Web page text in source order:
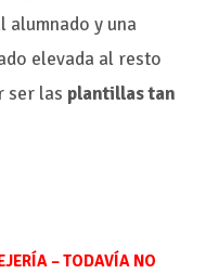
alumnado y una
elevada al resto
ser las plantillas tan
– TODAVÍA NO